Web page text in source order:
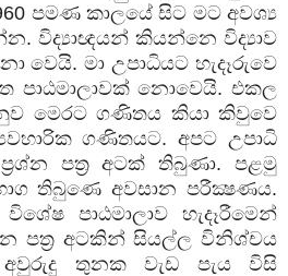
පමණ කාලයේ සිට මට අවශ්‍ය
. විද්‍යාඥයන් කියන්නෙ විද්‍යාව
වෙයි.මා උපාධියට හැදෑරුවෙ
පාඨමාලාවක් නොවෙයි.එකල
මෙරට ගණිතය කියා කිවුවෙ
ගණිතයට.අපට උපාධි
ප්‍රශ්න පත්‍ර අටක් තිබුණා.පළමු
තිබුණෙ අවසාන පරීක්‍ෂණය.
විශේෂ පාඨමාලාව
හැදෑරීමෙන්
පත්‍ර අටකින් සියල්ල විනිශ්චය
අවුරුදු තුනක වැඩ පැය
විසි